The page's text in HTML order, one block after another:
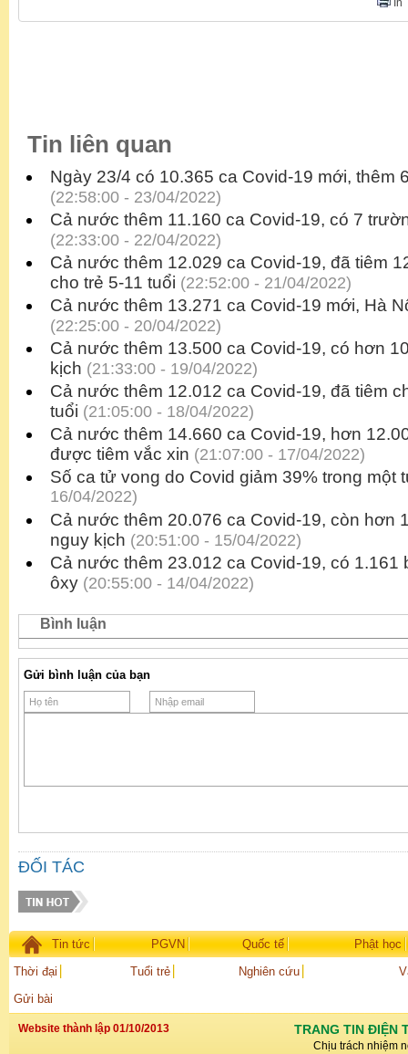
In
Tin liên quan
Ngày 23/4 có 10.365 ca Covid-19 mới, thêm
(22:58:00 - 23/04/2022)
Cả nước thêm 11.160 ca Covid-19, có 7
(22:33:00 - 22/04/2022)
Cả nước thêm 12.029 ca Covid-19, đã tiêm
cho trẻ 5-11 tuổi (22:52:00 - 21/04/2022)
Cả nước thêm 13.271 ca Covid-19 mới, Hà
(22:25:00 - 20/04/2022)
Cả nước thêm 13.500 ca Covid-19, có hơn
kịch (21:33:00 - 19/04/2022)
Cả nước thêm 12.012 ca Covid-19, đã tiêm
tuổi (21:05:00 - 18/04/2022)
Cả nước thêm 14.660 ca Covid-19, hơn
được tiêm vắc xin (21:07:00 - 17/04/2022)
Số ca tử vong do Covid giảm 39% trong một
16/04/2022)
Cả nước thêm 20.076 ca Covid-19, còn hơn
nguy kịch (20:51:00 - 15/04/2022)
Cả nước thêm 23.012 ca Covid-19, có 1.161
ôxy (20:55:00 - 14/04/2022)
Bình luận
Gửi bình luận của bạn
ĐỐI TÁC
Tin tức PGVN Quốc tế
Phật học
Thời đại
Tuổi trẻ Nghiên cứu
Gửi bài
Website thành lập 01/10/2013 TRANG TIN ĐIỆN
Chịu trách nhiệm